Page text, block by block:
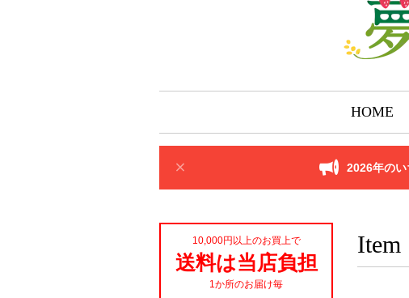
HOME
2026年のい
Item
10,000円以上のお買上で
送料は当店負担
1か所のお届け毎